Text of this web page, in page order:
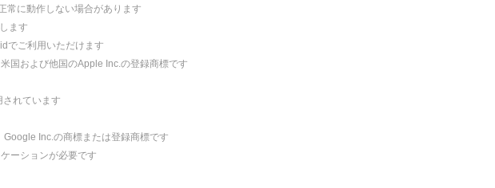
常に動作しない場合があります
ます
でご利用いただけます
国および他国のApple Inc.の登録商標です
れています
Inc.の商標または登録商標です
ーションが必要です